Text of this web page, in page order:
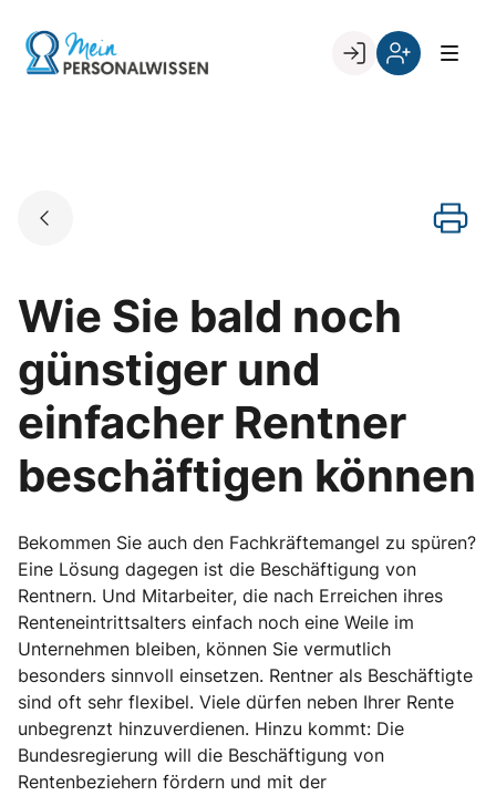
content
Go to landing page.
Wie Sie bald noch
günstiger und
einfacher Rentner
beschäftigen können
Bekommen Sie auch den Fachkräftemangel zu spüren?
Eine Lösung dagegen ist die Beschäftigung von
Rentnern. Und Mitarbeiter, die nach Erreichen ihres
Renteneintrittsalters einfach noch eine Weile im
Unternehmen bleiben, können Sie vermutlich
besonders sinnvoll einsetzen. Rentner als Beschäftigte
sind oft sehr flexibel. Viele dürfen neben Ihrer Rente
unbegrenzt hinzuverdienen. Hinzu kommt: Die
Bundesregierung will die Beschäftigung von
Rentenbeziehern fördern und mit der